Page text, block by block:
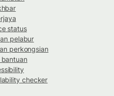
status
pelabur
perkongsian
bantuan
checker